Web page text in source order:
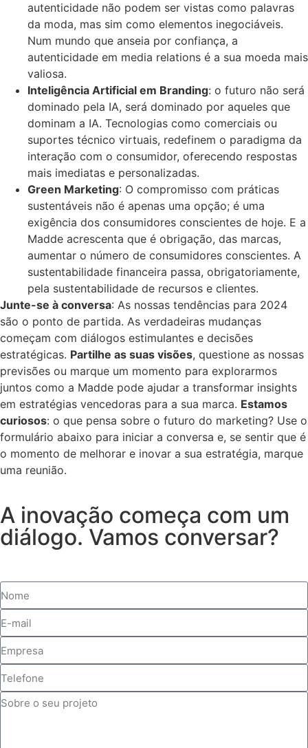
autenticidade não podem ser vistas como palavras
da moda, mas sim como elementos inegociáveis.
Num mundo que anseia por confiança, a
autenticidade em media relations é a sua moeda mais
valiosa.
Inteligência Artificial em Branding: o futuro não será
dominado pela IA, será dominado por aqueles que
dominam a IA. Tecnologias como comerciais ou
suportes técnico virtuais, redefinem o paradigma da
interação com o consumidor, oferecendo respostas
mais imediatas e personalizadas.
Green Marketing: O compromisso com práticas
sustentáveis não é apenas uma opção; é uma
exigência dos consumidores conscientes de hoje. E a
Madde acrescenta que é obrigação, das marcas,
aumentar o número de consumidores conscientes. A
sustentabilidade financeira passa, obrigatoriamente,
pela sustentabilidade de recursos e clientes.
Junte-se à conversa: As nossas tendências para 2024
são o ponto de partida. As verdadeiras mudanças
começam com diálogos estimulantes e decisões
estratégicas. Partilhe as suas visões, questione as nossas
previsões ou marque um momento para explorarmos
juntos como a Madde pode ajudar a transformar insights
em estratégias vencedoras para a sua marca. Estamos
curiosos: o que pensa sobre o futuro do marketing? Use o
formulário abaixo para iniciar a conversa e, se sentir que é
o momento de melhorar e inovar a sua estratégia, marque
uma reunião.
A inovação começa com um
diálogo. Vamos conversar?